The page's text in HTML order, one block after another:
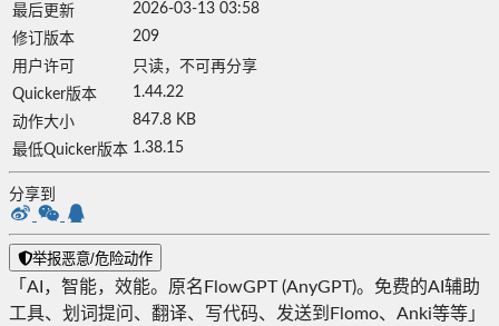
最后更新
2026-03-13 03:58
修订版本
209
用户许可
只读，不可再分享
Quicker版本
1.44.22
动作大小
847.8 KB
最低Quicker版本 1.38.15
分享到
举报恶意/危险动作
「AI，智能，效能。原名FlowGPT (AnyGPT)。免费的AI辅助
工具、划词提问、翻译、写代码、发送到Flomo、Anki等等」